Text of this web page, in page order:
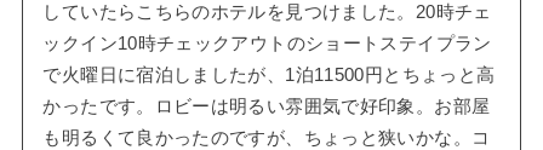
していたらこちらのホテルを見つけました。20時チェ
ックイン10時チェックアウトのショートステイプラン
で火曜日に宿泊しましたが、1泊11500円とちょっと高
かったです。ロビーは明るい雰囲気で好印象。お部屋
も明るくて良かったのですが、ちょっと狭いかな。コ